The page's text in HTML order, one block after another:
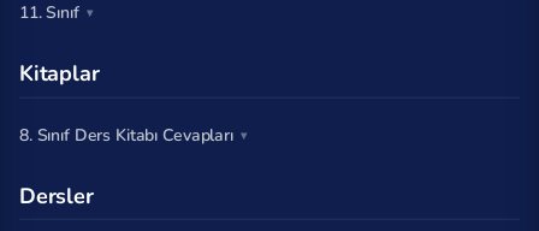
11. Sınıf
Kitaplar
8. Sınıf Ders Kitabı Cevapları
Dersler